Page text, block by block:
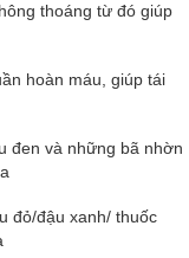
thoáng từ đó giúp
hoàn máu, giúp tái
đen và những bã nhờn
đỏ/đậu xanh/ thuốc